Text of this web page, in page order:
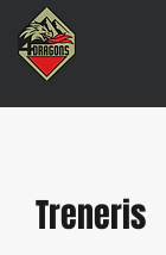
Treneris